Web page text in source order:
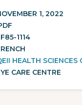
1, 2022
1114
HEALTH SCIENCES
CARE CENTRE